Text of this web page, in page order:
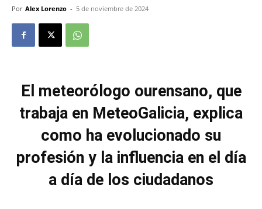
Por Alex Lorenzo - 5 de noviembre de 2024
El meteorólogo ourensano, que
trabaja en MeteoGalicia, explica
como ha evolucionado su
profesión y la influencia en el día
a día de los ciudadanos